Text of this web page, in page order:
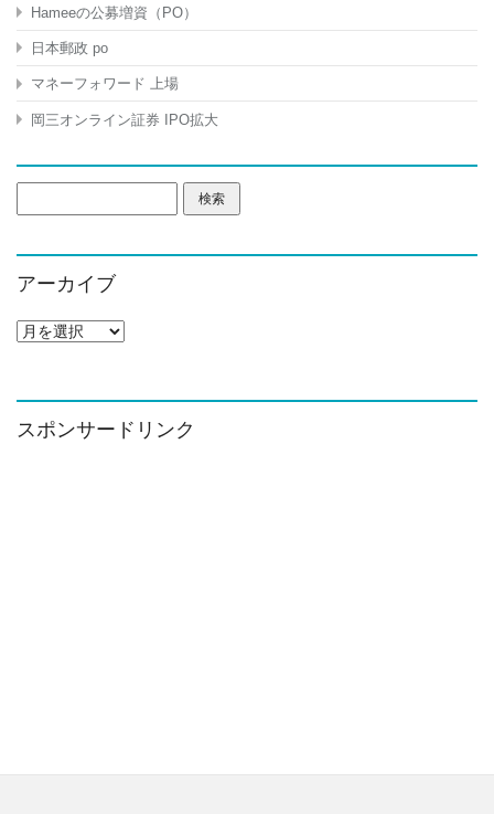
Hameeの公募増資（PO）
日本郵政 po
マネーフォワード 上場
岡三オンライン証券 IPO拡大
索:
アーカイブ
ア
イ
ブ
スポンサードリンク